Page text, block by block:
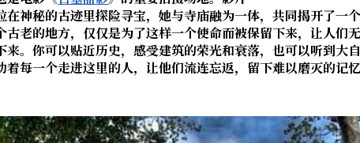
在神秘的古迹里探险寻宝，她与寺庙融为一体，共同揭开了一
古老的地方，仅仅是为了这样一个使命而被保留下来，让人们
来。你可以贴近历史，感受建筑的荣光和衰落，也可以听到大
着每一个走进这里的人，让他们流连忘返，留下难以磨灭的记